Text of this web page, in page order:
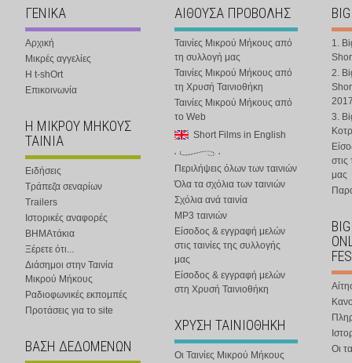
ΓΕΝΙΚΑ
Αρχική
Μικρές αγγελίες
Η t-shOrt
Επικοινωνία
Η ΜΙΚΡΟΥ ΜΗΚΟΥΣ
ΤΑΙΝΙΑ
Ειδήσεις
Τράπεζα σεναρίων
Trailers
Ιστορικές αναφορές
ΒΗΜΑτάκια
Ξέρετε ότι...
Διάσημοι στην Ταινία
Μικρού Μήκους
Ραδιοφωνικές εκπομπές
Προτάσεις για το site
ΒΑΣΗ ΔΕΔΟΜΕΝΩΝ
ΑΙΘΟΥΣΑ ΠΡΟΒΟΛΗΣ
Ταινίες Μικρού Μήκους από
τη συλλογή μας
Ταινίες Μικρού Μήκους από
τη Χρυσή Ταινιοθήκη
Ταινίες Μικρού Μήκους από
το Web
Short Films in English
Περιλήψεις όλων των ταινιών
Όλα τα σχόλια των ταινιών
Σχόλια ανά ταινία
MP3 ταινιών
Είσοδος & εγγραφή μελών
στις ταινίες της συλλογής
μας
Είσοδος & εγγραφή μελών
στη Χρυσή Ταινιοθήκη
ΧΡΥΣΗ ΤΑΙΝΙΟΘΗΚΗ
Οι Ταινίες Μικρού Μήκους
1.
2.
3.
στις
μας
Οι